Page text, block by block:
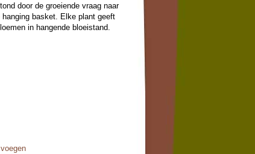
door de groeiende vraag naar
basket. Elke plant geeft
in hangende bloeistand.